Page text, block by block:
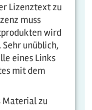
Lizenztext zu
muss
wird
unüblich,
eines Links
mit dem
Material zu